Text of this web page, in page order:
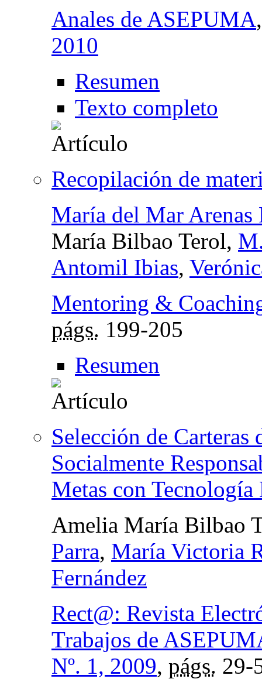
Anales de ASEPUMA
2010
Resumen
Texto completo
Recopilación de
María del Mar Arenas
María Bilbao Terol,
Antomil Ibias,
Mentoring &
págs. 199-205
Resumen
Selección de
Socialmente
Metas con Tecnología
Amelia María Bilbao
Parra, María Victoria
Fernández
Rect@: Revista
Trabajos de
Nº. 1, 2009, págs. 29-